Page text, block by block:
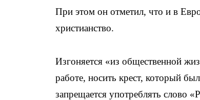
При этом он отметил, что и в
христианство.
Изгоняется «из общественной
работе, носить крест, который
запрещается употреблять слово